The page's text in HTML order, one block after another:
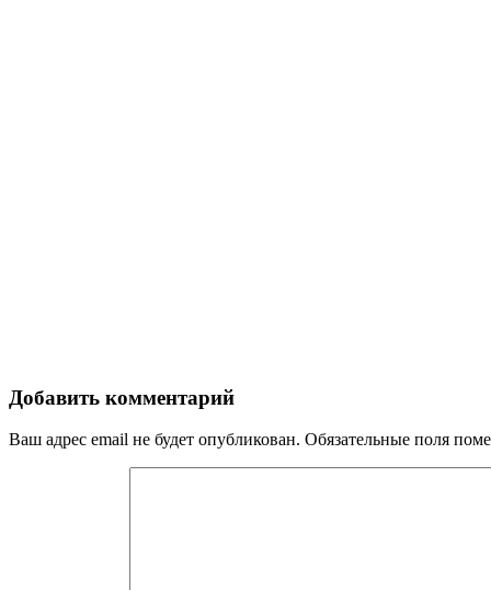
Добавить комментарий
Ваш адрес email не будет опубликован. Обязательные поля